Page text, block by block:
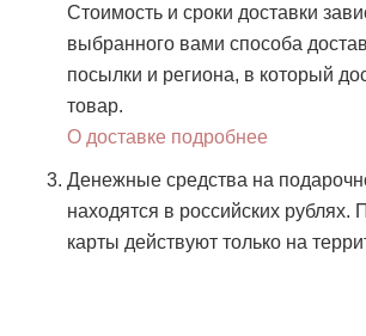
Стоимость и сроки доставки
выбранного вами способа
посылки и региона, в который
товар.
О доставке подробнее
Денежные средства на
находятся в российских рублях.
карты действуют только на